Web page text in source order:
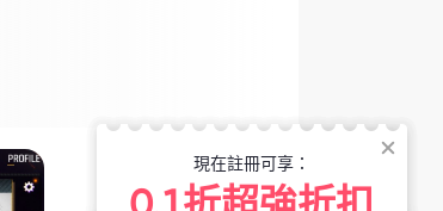
現在註冊可享：